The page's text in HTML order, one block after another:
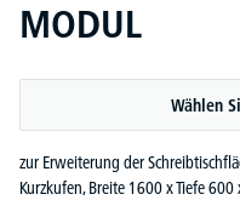
MODUL
Wählen
zur Erweiterung der
Kurzkufen, Breite 1600 x Tiefe